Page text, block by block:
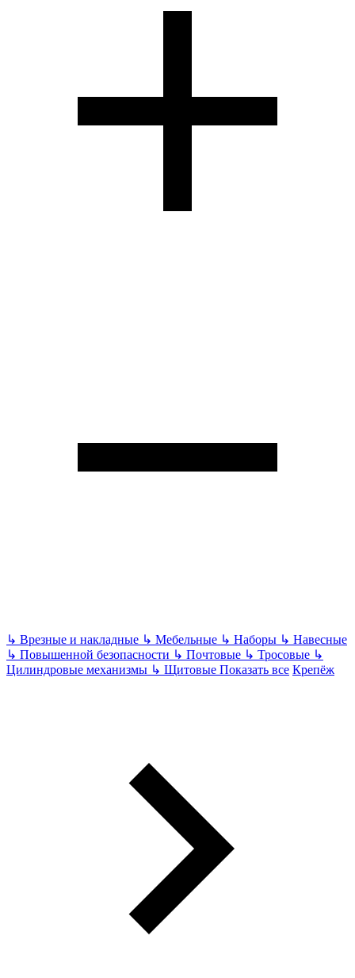
↳ Врезные и накладные ↳ Мебельные ↳ Наборы ↳ Навесные
↳ Повышенной безопасности ↳ Почтовые ↳ Тросовые ↳
Цилиндровые механизмы ↳ Щитовые Показать все Крепёж